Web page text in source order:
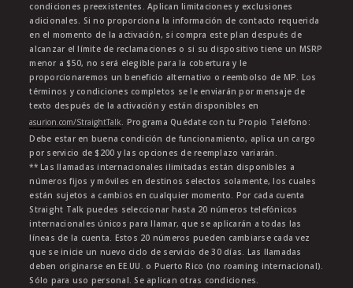
condiciones preexistentes. Aplican limitaciones y exclusiones
adicionales. Si no proporciona la información de contacto requerida
en el momento de la activación, si compra este plan después de
alcanzar el límite de reclamaciones o si su dispositivo tiene un MSRP
menor a $50, no será elegible para la cobertura y le
proporcionaremos un beneficio alternativo o reembolso de MP. Los
términos y condiciones completos se le enviarán por mensaje de
texto después de la activación y están disponibles en
asurion.com/StraightTalk. Programa Quédate con tu Propio Teléfono:
Debe estar en buena condición de funcionamiento, aplica un cargo
por servicio de $200 y las opciones de reemplazo variarán.
** Las llamadas internacionales ilimitadas están disponibles a
números fijos y móviles en destinos selectos solamente, los cuales
están sujetos a cambios en cualquier momento. Por cada cuenta
Straight Talk puedes seleccionar hasta 20 números telefónicos
internacionales únicos para llamar, que se aplicarán a todas las
líneas de la cuenta. Estos 20 números pueden cambiarse cada vez
que se inicie un nuevo ciclo de servicio de 30 días. Las llamadas
deben originarse en EE.UU. o Puerto Rico (no roaming internacional).
Sólo para uso personal. Se aplican otras condiciones.